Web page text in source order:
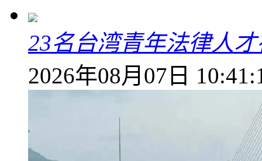
23名台湾青年法律人
2026年08月07日